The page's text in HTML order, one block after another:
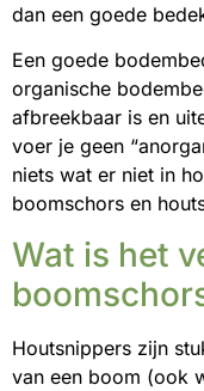
dan een goede
Een goede
organische
afbreekbaar is en
voer je geen
niets wat er niet in
boomschors en
Wat is het
Houtsnippers zijn
van een boom (ook